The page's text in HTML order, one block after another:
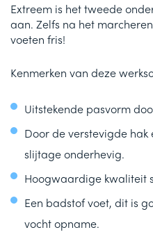
Extreem is het tweede
aan. Zelfs na het
voeten fris!
Kenmerken van deze
Uitstekende pasvorm
Door de verstevigde hak
slijtage onderhevig.
Hoogwaardige kwaliteit
Een badstof voet, dit is
vocht opname.